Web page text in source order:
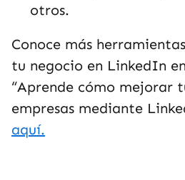
otros.
Conoce más
tu negocio en LinkedIn
“Aprende cómo mejorar
empresas mediante
aquí.